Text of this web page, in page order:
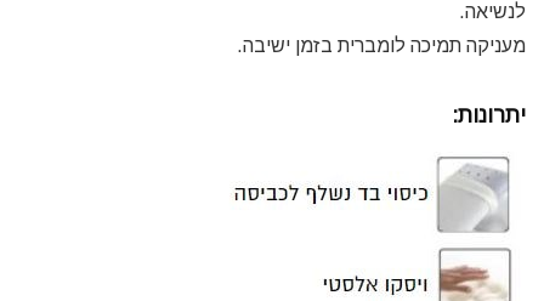
לנשיאה.
מעניקה תמיכה לומברית בזמן ישיבה.
יתרונות: